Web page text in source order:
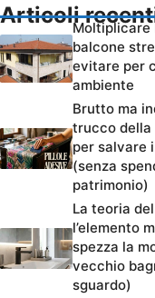
ArticoliMoltiplicare
balcone
evitare per
ambiente
Brutto ma
trucco della
per salvare
(senza
patrimonio)
La teoria
l’elemento
spezza la
vecchio
sguardo)